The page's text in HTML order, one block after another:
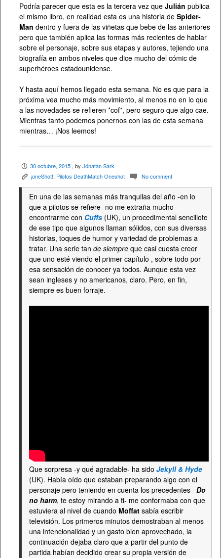
Podría parecer que esta es la tercera vez que Julián publica
el mismo libro, en realidad esta es una historia de Spider-
Man dentro y fuera de las viñetas que bebe de las anteriores
pero que también aplica las formas más recientes de hablar
sobre el personaje, sobre sus etapas y autores, tejiendo una
biografía en ambos niveles que dice mucho del cómic de
superhéroes estadounidense.
Y hasta aquí hemos llegado esta semana. No es que para la
próxima vea mucho más movimiento, al menos no en lo que
a las novedades se refieren *cof*, pero seguro que algo cae.
Mientras tanto podemos ponernos con las de esta semana
mientras… ¡Nos leemos!
P 30 octubre, 2015 , by Jónatan Sark
K ¡oneShot!, Pilotos DeathMatch Oneshot c No comment
En una de las semanas más tranquilas del año -en lo
que a pilotos se refiere- no me extraña mucho
encontrarme con Cuffs (UK), un procedimental sencillote
de ese tipo que algunos llaman sólidos, con sus diversas
historias, toques de humor y variedad de problemas a
tratar. Una serie tan de siempre que casi cuesta creer
que uno esté viendo el primer capítulo , sobre todo por
esa sensación de conocer ya todos. Aunque esta vez
sean ingleses y no americanos, claro. Pero, en fin,
siempre es buen forraje.
Que sorpresa -y qué agradable- ha sido Jekyll & Hyde
(UK). Había oído que estaban preparando algo con el
personaje pero teniendo en cuenta los precedentes –Do
no harm, te estoy mirando a ti- me conformaba con que
estuviera al nivel de cuando Moffat sabía escribir
televisión. Los primeros minutos demostraban al menos
una intencionalidad y un gasto bien aprovechado, la
continuación dejaba claro que a partir del punto de
partida habían decidido crear su propia versión de